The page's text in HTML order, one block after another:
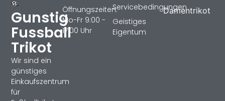
Gunstig
Fussball
Trikot
Wir sind ein
günstiges
Einkaufszentrum
für
Damentrikot
Servicebedingungen
Geistiges
Eigentum
Öffnungszeiten:
Mo-Fr 9:00 -
17:00 Uhr